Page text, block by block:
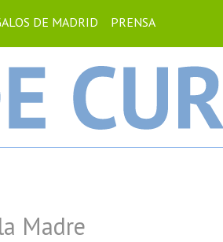
DE MADRID PRENSA
Madre